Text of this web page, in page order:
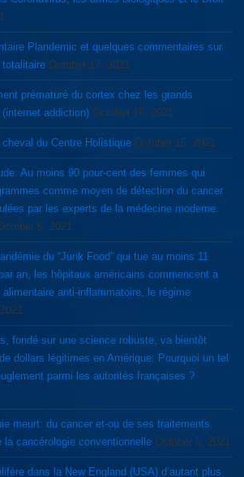
Plandemic et quelques commentaires sur
totalitaire October 17, 2021
addiction) October 16, 2021
du Centre Holistique October 15, 2021
Au moins 90 pour-cent des femmes qui
comme moyen de détection du cancer
par les experts de la médecine moderne.
6, 2021
du “Junk Food” qui tue au moins 11
an, les hôpitaux américains commencent a
anti-inflammatoire, le régime
fondé sur une science robuste, va bientôt
dollars légitimes en Amérique: Pourquoi un tel
parmi les autorités françaises ?
meurt: du cancer et-ou de ses traitements.
cancérologie conventionnelle October 5, 2021
dans la New England (USA) d’autant plus